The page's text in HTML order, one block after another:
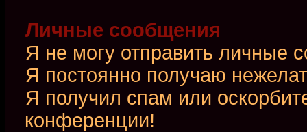
Личные сообщения
Я не могу отправить личные
Я постоянно получаю
Я получил спам или
конференции!